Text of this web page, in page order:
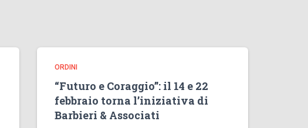
ORDINI
“Futuro e Coraggio”: il 14 e 22
febbraio torna l’iniziativa di
Barbieri & Associati